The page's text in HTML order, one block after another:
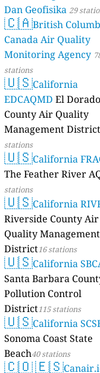
Dan Geofisika 29
🇨🇦British
Canada Air Quality
Monitoring Agency
stations
🇺🇸California
EDCAQMD El Dorado
County Air Quality
Management District
stations
🇺🇸California
The Feather River
stations
🇺🇸California
Riverside County Air
Quality Management
District16 stations
🇺🇸California
Santa Barbara
Pollution Control
District115 stations
🇺🇸California
Sonoma Coast State
Beach40 stations
🇨🇴🇪🇸